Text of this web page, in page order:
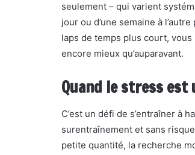
seulement – qui varient
jour ou d’une semaine à
laps de temps plus court,
encore mieux qu’auparavant.
Quand le stress est
C’est un défi de s’entraîner à
surentraînement et sans
petite quantité, la recherche